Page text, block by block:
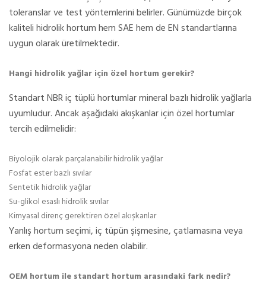
toleranslar ve test yöntemlerini belirler. Günümüzde birçok
kaliteli hidrolik hortum hem SAE hem de EN standartlarına
uygun olarak üretilmektedir.
Hangi hidrolik yağlar için özel hortum gerekir?
Standart NBR iç tüplü hortumlar mineral bazlı hidrolik yağlarla
uyumludur. Ancak aşağıdaki akışkanlar için özel hortumlar
tercih edilmelidir:
Biyolojik olarak parçalanabilir hidrolik yağlar
Fosfat ester bazlı sıvılar
Sentetik hidrolik yağlar
Su-glikol esaslı hidrolik sıvılar
Kimyasal direnç gerektiren özel akışkanlar
Yanlış hortum seçimi, iç tüpün şişmesine, çatlamasına veya
erken deformasyona neden olabilir.
OEM hortum ile standart hortum arasındaki fark nedir?